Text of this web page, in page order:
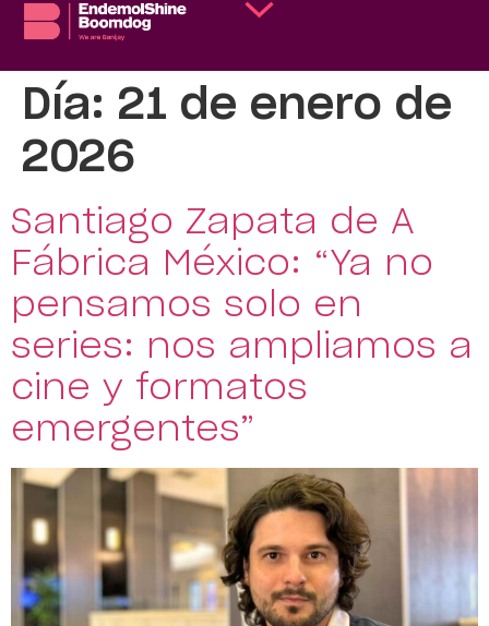
Día: 21 de enero de
2026
Santiago Zapata de A
Fábrica México: “Ya no
pensamos solo en
series: nos ampliamos a
cine y formatos
emergentes”